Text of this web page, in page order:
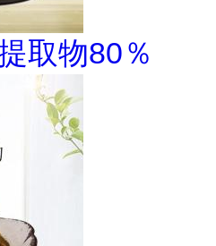
取物80％